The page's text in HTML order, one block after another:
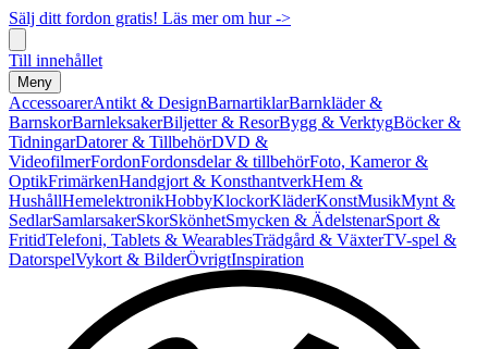
Sälj ditt fordon gratis! Läs mer om hur ->
Till innehållet
Meny
AccessoarerAntikt & DesignBarnartiklarBarnkläder &
BarnskorBarnleksakerBiljetter & ResorBygg & VerktygBöcker &
TidningarDatorer & TillbehörDVD &
VideofilmerFordonFordonsdelar & tillbehörFoto, Kameror &
OptikFrimärkenHandgjort & KonsthantverkHem &
HushållHemelektronikHobbyKlockorKläderKonstMusikMynt &
SedlarSamlarsakerSkorSkönhetSmycken & ÄdelstenarSport &
FritidTelefoni, Tablets & WearablesTrädgård & VäxterTV-spel &
DatorspelVykort & BilderÖvrigtInspiration